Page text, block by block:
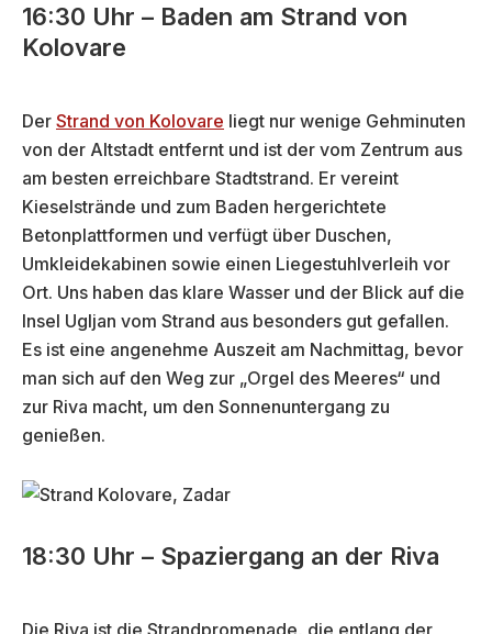
16:30 Uhr – Baden am Strand von
Kolovare
Der Strand von Kolovare liegt nur wenige Gehminuten
von der Altstadt entfernt und ist der vom Zentrum aus
am besten erreichbare Stadtstrand. Er vereint
Kieselstrände und zum Baden hergerichtete
Betonplattformen und verfügt über Duschen,
Umkleidekabinen sowie einen Liegestuhlverleih vor
Ort. Uns haben das klare Wasser und der Blick auf die
Insel Ugljan vom Strand aus besonders gut gefallen.
Es ist eine angenehme Auszeit am Nachmittag, bevor
man sich auf den Weg zur „Orgel des Meeres“ und
zur Riva macht, um den Sonnenuntergang zu
genießen.
18:30 Uhr – Spaziergang an der Riva
Die Riva ist die Strandpromenade, die entlang der